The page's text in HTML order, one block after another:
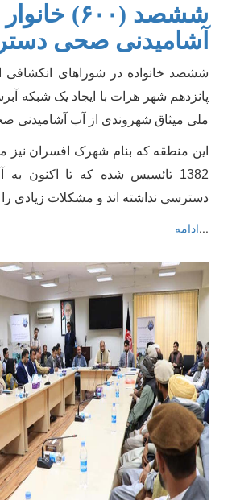
ششصد (۶۰۰)
آشامیدنی صحی
ششصد خانواده در شوراهای انکشافی
پانزدهم شهر هرات با ایجاد یک شبکه
ملی میثاق شهروندی از آب آشامیدنی
این منطقه که بنام شهرک افسران نیز
1382 تائسیس شده که تا اکنون به
دسترسی نداشته اند و مشکلات زیادی را
ادامه